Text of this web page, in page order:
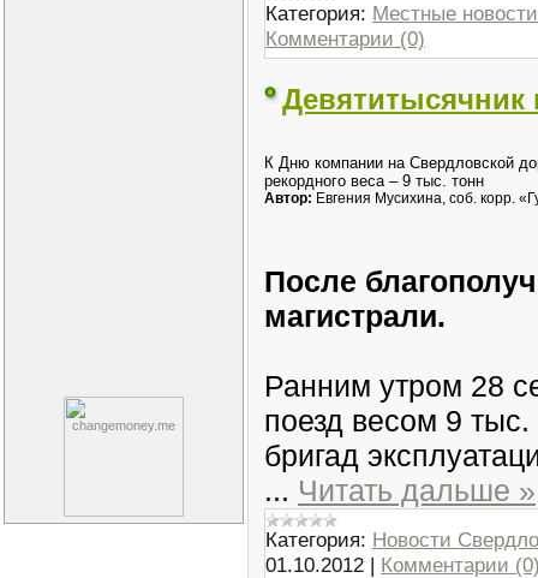
Категория: Местные новости
Комментарии (0)
К Дню компании на Свердловской
рекордного веса – 9 тыс. тонн
Автор: Евгения Мусихина, соб. корр.
После
магистрали.
Ранним утром 28
поезд весом 9
бригад
... Читать дальше »
Категория: Новости
01.10.2012 | Комментарии